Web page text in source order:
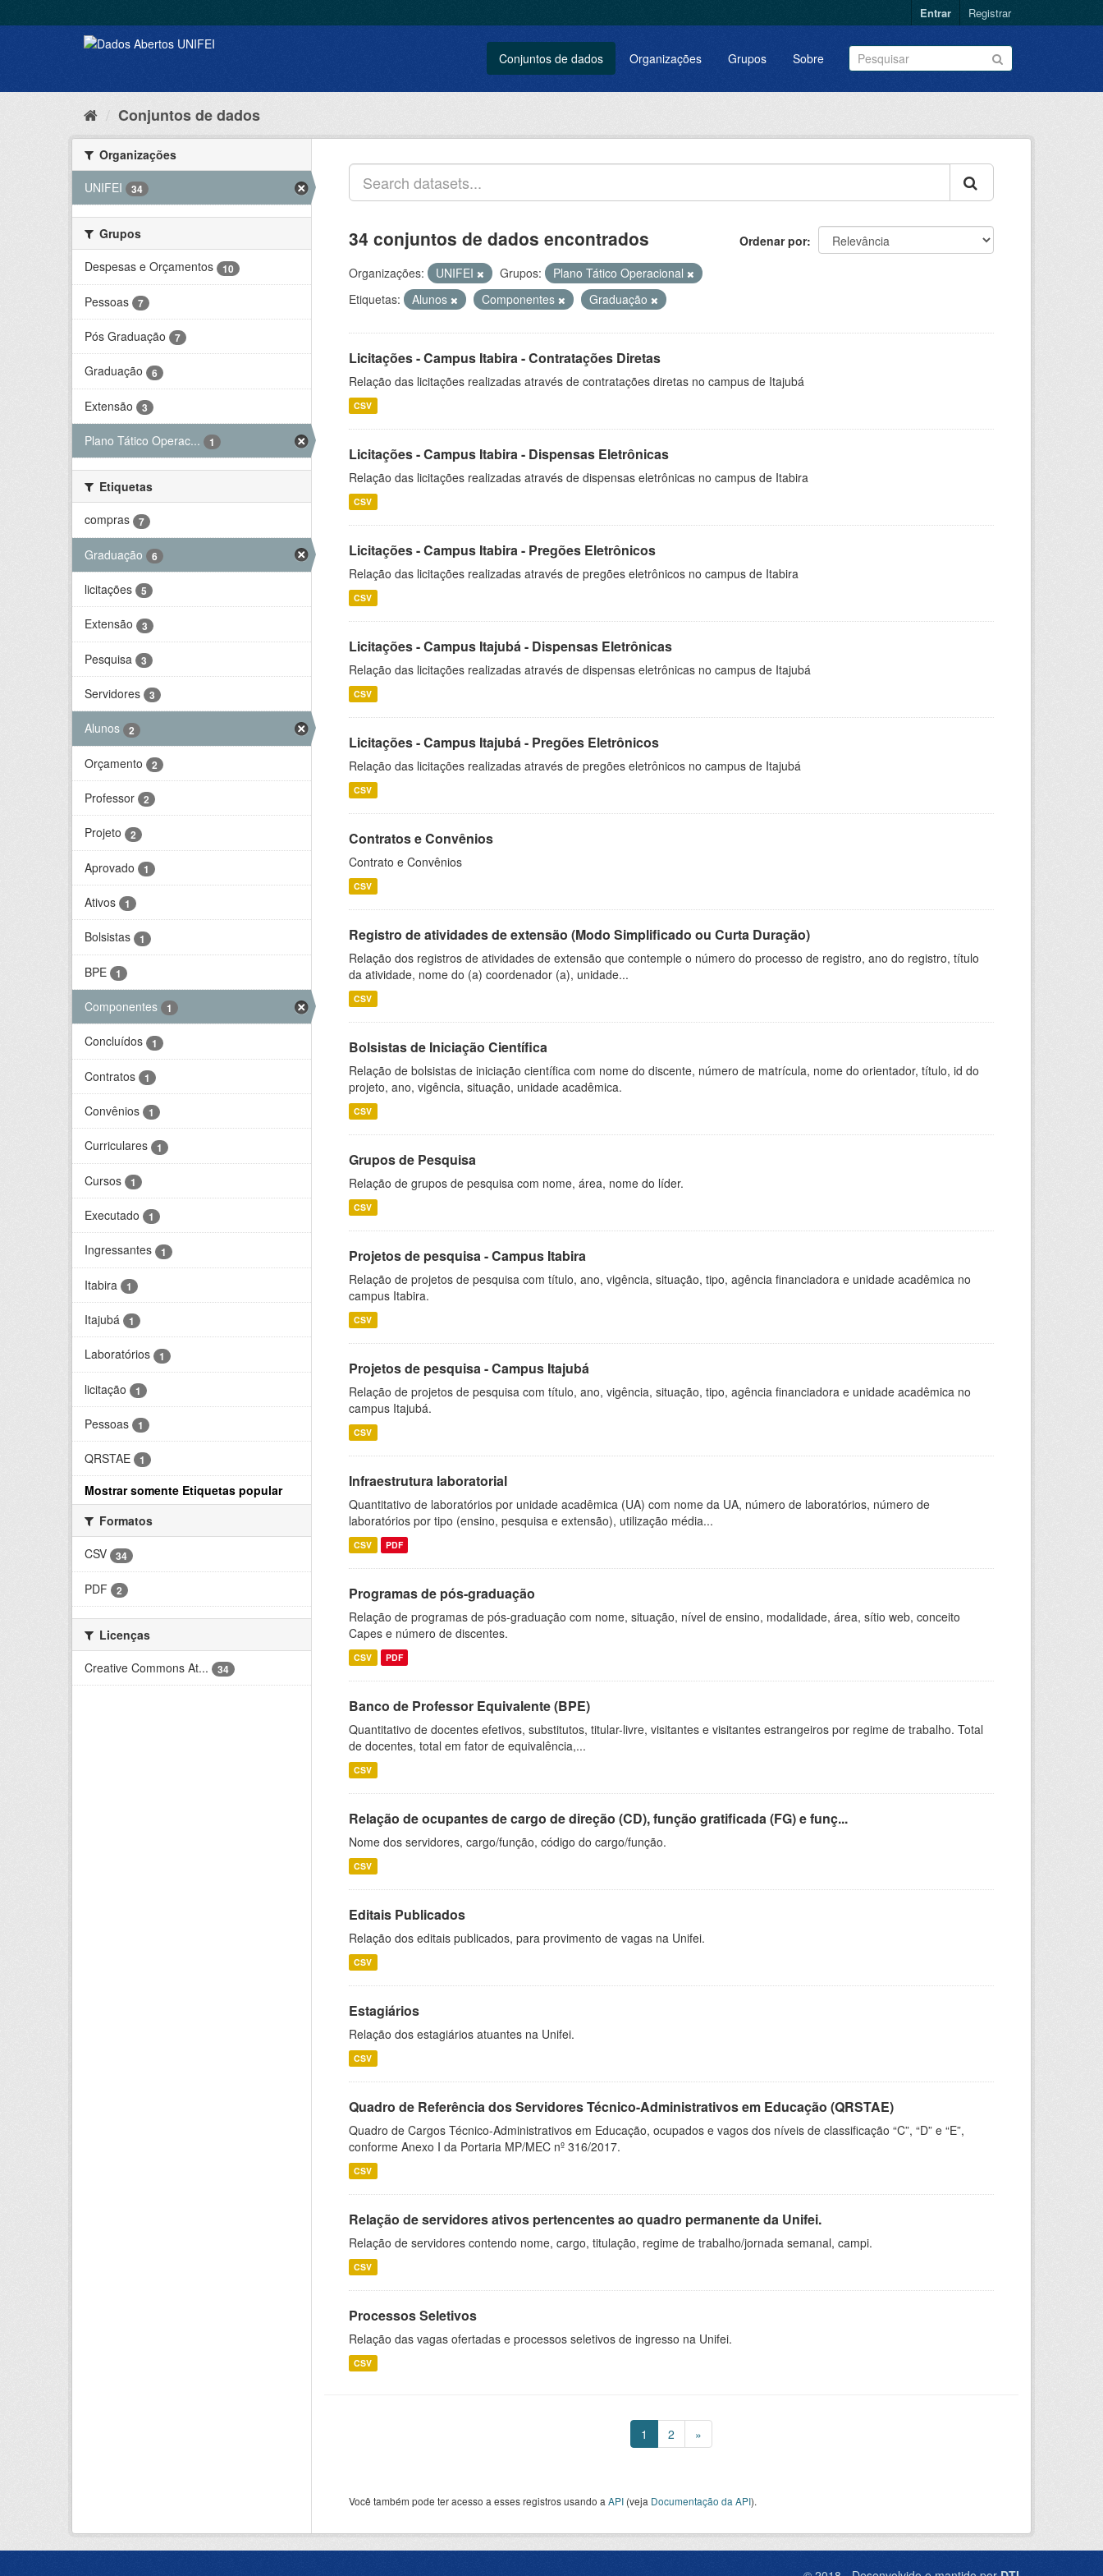
Entrar Registrar
Conjuntos de dados Organizações Grupos Sobre
Conjuntos de dados
Organizações
UNIFEI
34
Grupos
Despesas e Orçamentos
10
Pessoas 7
Pós Graduação 7
Graduação 6
Extensão 3
Plano Tático Operac... 1
Etiquetas
compras
7
Graduação 6
licitações 5
Extensão 3
Pesquisa 3
Servidores 3
Alunos 2
Orçamento 2
Professor 2
Projeto 2
Aprovado 1
Ativos 1
Bolsistas 1
BPE 1
Componentes 1
Concluídos 1
Contratos 1
Convênios 1
Curriculares 1
Cursos 1
Executado 1
Ingressantes 1
Itabira 1
Itajubá 1
Laboratórios 1
licitação 1
Pessoas 1
QRSTAE 1
Mostrar somente Etiquetas popular
Formatos
CSV
34
PDF 2
Licenças
Creative Commons At...
34
Ordenar por
34 conjuntos de dados encontrados
Organizações: UNIFEI Grupos:
Plano Tático Operacional
Etiquetas:
Alunos Componentes Graduação
Licitações - Campus Itabira - Contratações Diretas
Relação das licitações realizadas através de contratações diretas no campus de Itajubá
CSV
Licitações - Campus Itabira - Dispensas Eletrônicas
Relação das licitações realizadas através de dispensas eletrônicas no campus de Itabira
CSV
Licitações - Campus Itabira - Pregões Eletrônicos
Relação das licitações realizadas através de pregões eletrônicos no campus de Itabira
CSV
Licitações - Campus Itajubá - Dispensas Eletrônicas
Relação das licitações realizadas através de dispensas eletrônicas no campus de Itajubá
CSV
Licitações - Campus Itajubá - Pregões Eletrônicos
Relação das licitações realizadas através de pregões eletrônicos no campus de Itajubá
CSV
Contratos e Convênios
Contrato e Convênios
CSV
Registro de atividades de extensão (Modo Simplificado ou Curta Duração)
Relação dos registros de atividades de extensão que contemple o número do processo de registro, ano do registro, título
da atividade, nome do (a) coordenador (a), unidade...
CSV
Bolsistas de Iniciação Científica
Relação de bolsistas de iniciação científica com nome do discente, número de matrícula, nome do orientador, título, id do
projeto, ano, vigência, situação, unidade acadêmica.
CSV
Grupos de Pesquisa
Relação de grupos de pesquisa com nome, área, nome do líder.
CSV
Projetos de pesquisa - Campus Itabira
Relação de projetos de pesquisa com título, ano, vigência, situação, tipo, agência financiadora e unidade acadêmica no
campus Itabira.
CSV
Projetos de pesquisa - Campus Itajubá
Relação de projetos de pesquisa com título, ano, vigência, situação, tipo, agência financiadora e unidade acadêmica no
campus Itajubá.
CSV
Infraestrutura laboratorial
Quantitativo de laboratórios por unidade acadêmica (UA) com nome da UA, número de laboratórios, número de
laboratórios por tipo (ensino, pesquisa e extensão), utilização média...
CSV PDF
Programas de pós-graduação
Relação de programas de pós-graduação com nome, situação, nível de ensino, modalidade, área, sítio web, conceito
Capes e número de discentes.
CSV PDF
Banco de Professor Equivalente (BPE)
Quantitativo de docentes efetivos, substitutos, titular-livre, visitantes e visitantes estrangeiros por regime de trabalho. Total
de docentes, total em fator de equivalência,...
CSV
Relação de ocupantes de cargo de direção (CD), função gratificada (FG) e funç...
Nome dos servidores, cargo/função, código do cargo/função.
CSV
Editais Publicados
Relação dos editais publicados, para provimento de vagas na Unifei.
CSV
Estagiários
Relação dos estagiários atuantes na Unifei.
CSV
Quadro de Referência dos Servidores Técnico-Administrativos em Educação (QRSTAE)
Quadro de Cargos Técnico-Administrativos em Educação, ocupados e vagos dos níveis de classificação “C”, “D” e “E”,
conforme Anexo I da Portaria MP/MEC nº 316/2017.
CSV
Relação de servidores ativos pertencentes ao quadro permanente da Unifei.
Relação de servidores contendo nome, cargo, titulação, regime de trabalho/jornada semanal, campi.
CSV
Processos Seletivos
Relação das vagas ofertadas e processos seletivos de ingresso na Unifei.
CSV
1 2 »
Você também pode ter acesso a esses registros usando a API (veja Documentação da API).